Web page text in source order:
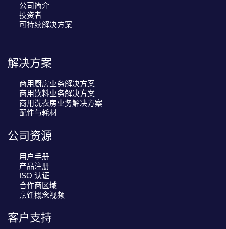
公司简介
投资者
可持续解决方案
解决方案
商用厨房业务解决方案
商用饮料业务解决方案
商用洗衣房业务解决方案
配件与耗材
公司资源
用户手册
产品注册
ISO 认证
合作商区域
烹饪概念视频
客户支持